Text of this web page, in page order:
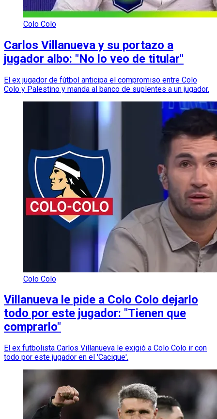
Colo Colo
Carlos Villanueva y su portazo a
jugador albo: "No lo veo de titular"
El ex jugador de fútbol anticipa el compromiso entre Colo
Colo y Palestino y manda al banco de suplentes a un jugador.
Colo Colo
Villanueva le pide a Colo Colo dejarlo
todo por este jugador: "Tienen que
comprarlo"
El ex futbolista Carlos Villanueva le exigió a Colo Colo ir con
todo por este jugador en el 'Cacique'.